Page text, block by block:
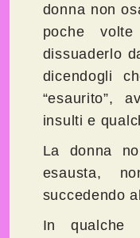
donna non
poche
dissuaderlo
dicendogli
“esaurito”,
insulti e
La donna
esausta,
succedendo
In qualche